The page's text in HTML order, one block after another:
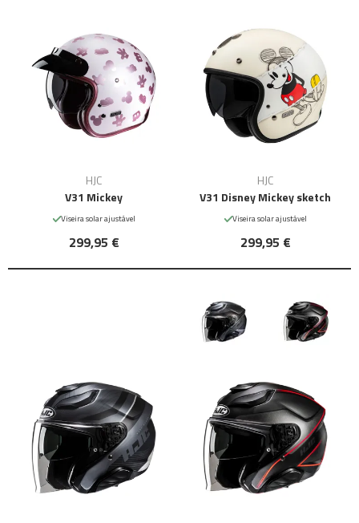
HJC
V31 Mickey
Viseira solar ajustável
299,95 €
HJC
V31 Disney Mickey sketch
Viseira solar ajustável
299,95 €